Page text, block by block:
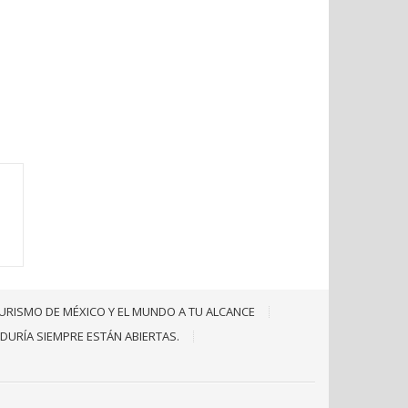
DE MÉXICO Y EL MUNDO A TU ALCANCE
SIEMPRE ESTÁN ABIERTAS.